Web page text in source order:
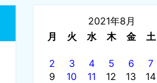
2021年8月
月
火 水 木 金 土
2
3 4 5 6 7
9
10 11 12 13 14